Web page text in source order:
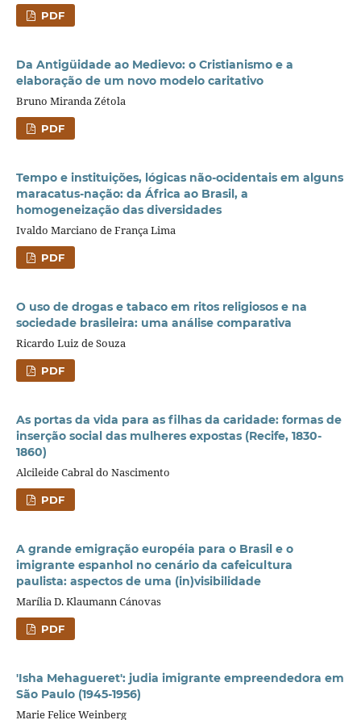
PDF
Da Antigüidade ao Medievo: o Cristianismo e a
elaboração de um novo modelo caritativo
Bruno Miranda Zétola
PDF
Tempo e instituições, lógicas não-ocidentais em alguns
maracatus-nação: da África ao Brasil, a
homogeneização das diversidades
Ivaldo Marciano de França Lima
PDF
O uso de drogas e tabaco em ritos religiosos e na
sociedade brasileira: uma análise comparativa
Ricardo Luiz de Souza
PDF
As portas da vida para as filhas da caridade: formas de
inserção social das mulheres expostas (Recife, 1830-
1860)
Alcileide Cabral do Nascimento
PDF
A grande emigração européia para o Brasil e o
imigrante espanhol no cenário da cafeicultura
paulista: aspectos de uma (in)visibilidade
Marília D. Klaumann Cánovas
PDF
'Isha Mehagueret': judia imigrante empreendedora em
São Paulo (1945-1956)
Marie Felice Weinberg